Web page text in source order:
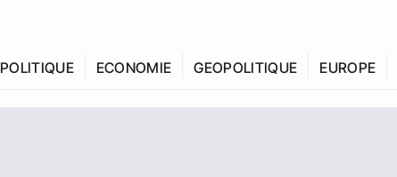
POLITIQUE ECONOMIE GEOPOLITIQUE EUROPE